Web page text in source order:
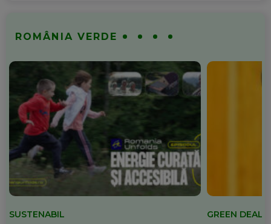
ROMÂNIA VERDE
SUSTENABIL GREEN DEAL